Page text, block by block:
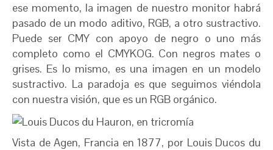
ese momento, la imagen de nuestro monitor habrá
pasado de un modo aditivo, RGB, a otro sustractivo.
Puede ser CMY con apoyo de negro o uno más
completo como el CMYKOG. Con negros mates o
grises. Es lo mismo, es una imagen en un modelo
sustractivo. La paradoja es que seguimos viéndola
con nuestra visión, que es un RGB orgánico.
Vista de Agen, Francia en 1877, por Louis Ducos du